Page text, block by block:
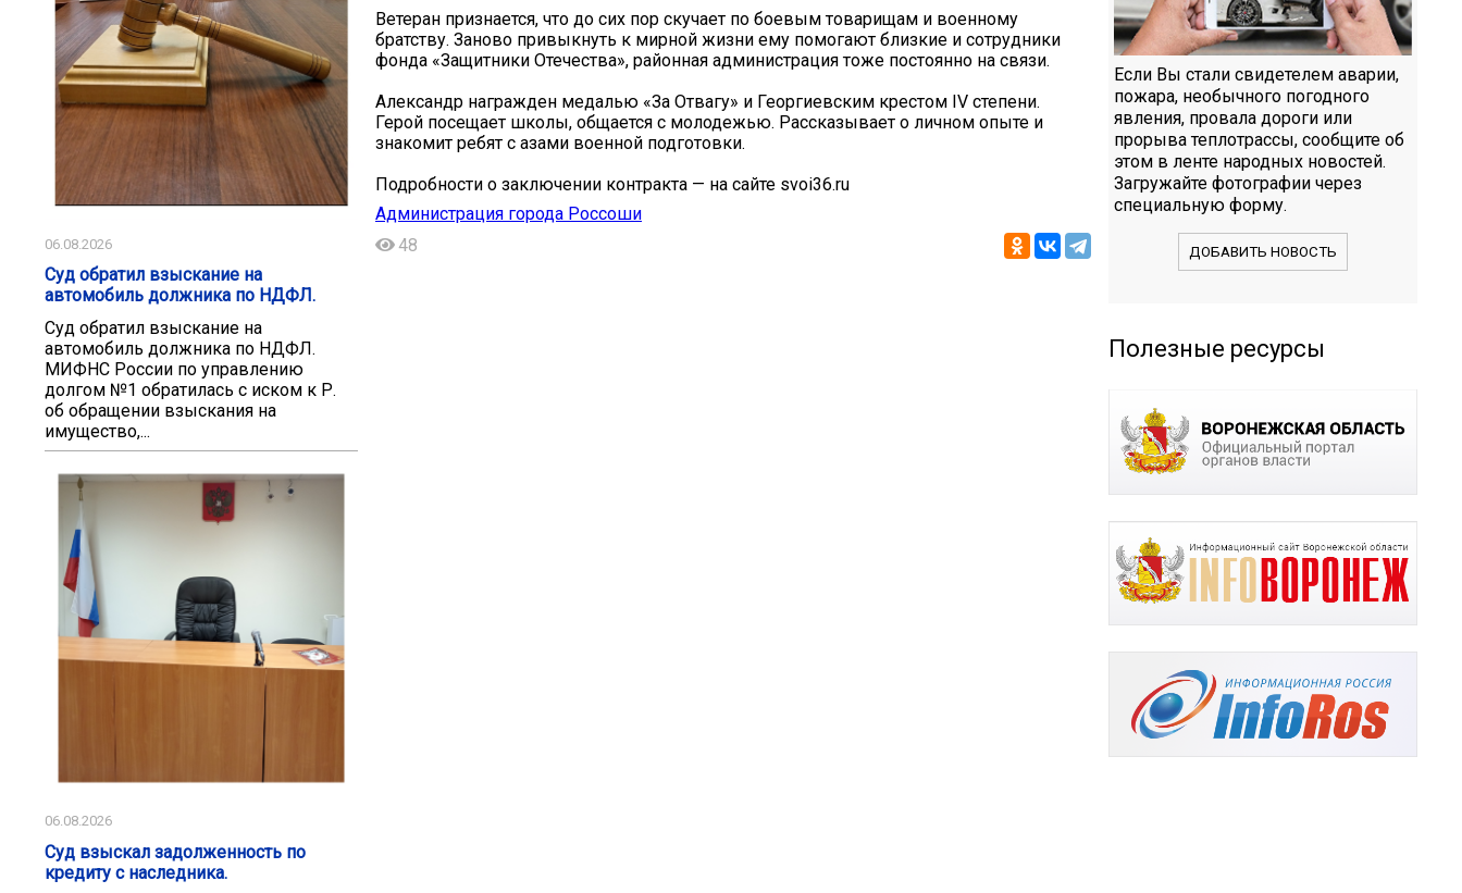
06.08.2026
Суд обратил взыскание на
автомобиль должника по НДФЛ.
Суд обратил взыскание на
автомобиль должника по НДФЛ.
МИФНС России по управлению
долгом №1 обратилась с иском к Р.
об обращении взыскания на
имущество,...
06.08.2026
Суд взыскал задолженность по
кредиту с наследника.
Ветеран признается, что до сих пор скучает по боевым товарищам и военному
братству. Заново привыкнуть к мирной жизни ему помогают близкие и сотрудники
фонда «Защитники Отечества», районная администрация тоже постоянно на связи.
Александр награжден медалью «За Отвагу» и Георгиевским крестом IV степени.
Герой посещает школы, общается с молодежью. Рассказывает о личном опыте и
знакомит ребят с азами военной подготовки.
Подробности о заключении контракта — на сайте svoi36.ru
Администрация города Россоши
48
Если Вы стали свидетелем аварии,
пожара, необычного погодного
явления, провала дороги или
прорыва теплотрассы, сообщите об
этом в ленте народных новостей.
Загружайте фотографии через
специальную форму.
ДОБАВИТЬ НОВОСТЬ
Полезные ресурсы